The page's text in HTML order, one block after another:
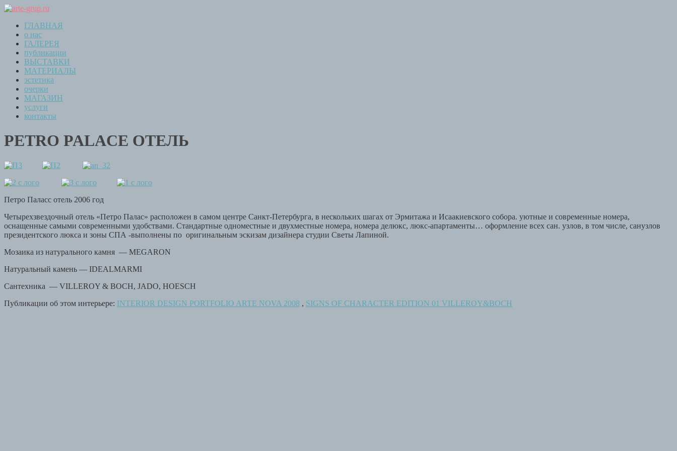
ГЛАВНАЯ
о нас
ГАЛЕРЕЯ
публикации
ВЫСТАВКИ
МАТЕРИАЛЫ
эстетика
очерки
МАГАЗИН
услуги
контакты
PETRO PALACE ОТЕЛЬ
Петро Паласс отель 2006 год
Четырехзвездочный отель «Петро Палас» расположен в самом центре Санкт-Петербурга, в нескольких шагах от Эрмитажа и Исаакиевского собора. уютные и современные номера,
оснащенные самыми современными удобствами. Стандартные одноместные и двухместные номера, номера делюкс, люкс-апартаменты… оформление всех сан. узлов, в том числе, санузлов
президентского люкса и зоны СПА -выполнены по оригинальным эскизам дизайнера студии Светы Лапиной.
Мозаика из натурального камня — MEGARON
Натуральный камень — IDEALMARMI
Сантехника — VILLEROY & BOCH, JADO, HOESCH
Публикации об этом интерьере: INTERIOR DESIGN PORTFOLIO ARTE NOVA 2008 , SIGNS OF CHARACTER EDITION 01 VILLEROY&BOCH